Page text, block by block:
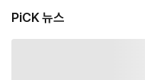
PiCK 뉴스